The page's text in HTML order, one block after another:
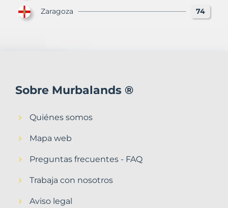
Zaragoza 74
Sobre Murbalands ®
Quiénes somos
Mapa web
Preguntas frecuentes - FAQ
Trabaja con nosotros
Aviso legal